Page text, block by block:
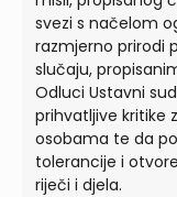
svezi s načelom
razmjerno prirodi
slučaju,
Odluci Ustavni
prihvatljive kritike
osobama te da
tolerancije i
riječi i djela.